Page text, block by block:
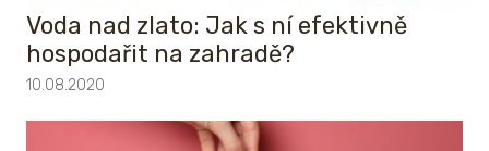
Voda nad zlato: Jak s ní efektivně
hospodařit na zahradě?
10.08.2020